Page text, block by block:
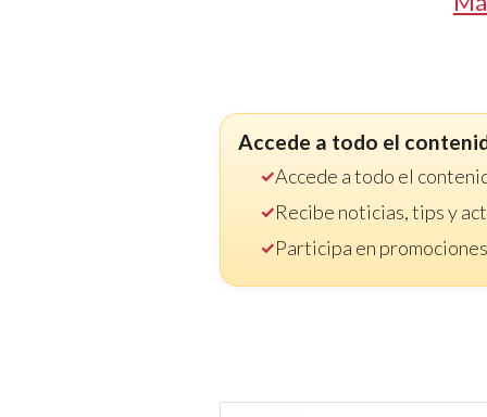
Accede a todo el
Accede a todo el
Recibe noticias, tips y
Participa en